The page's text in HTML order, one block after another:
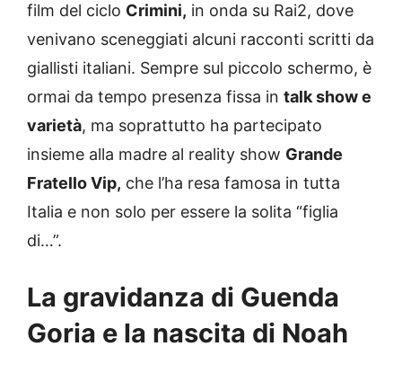
film del ciclo Crimini, in onda su Rai2, dove
venivano sceneggiati alcuni racconti scritti da
giallisti italiani. Sempre sul piccolo schermo, è
ormai da tempo presenza fissa in talk show e
varietà, ma soprattutto ha partecipato
insieme alla madre al reality show Grande
Fratello Vip, che l’ha resa famosa in tutta
Italia e non solo per essere la solita “figlia
di…”.
La gravidanza di Guenda
Goria e la nascita di Noah